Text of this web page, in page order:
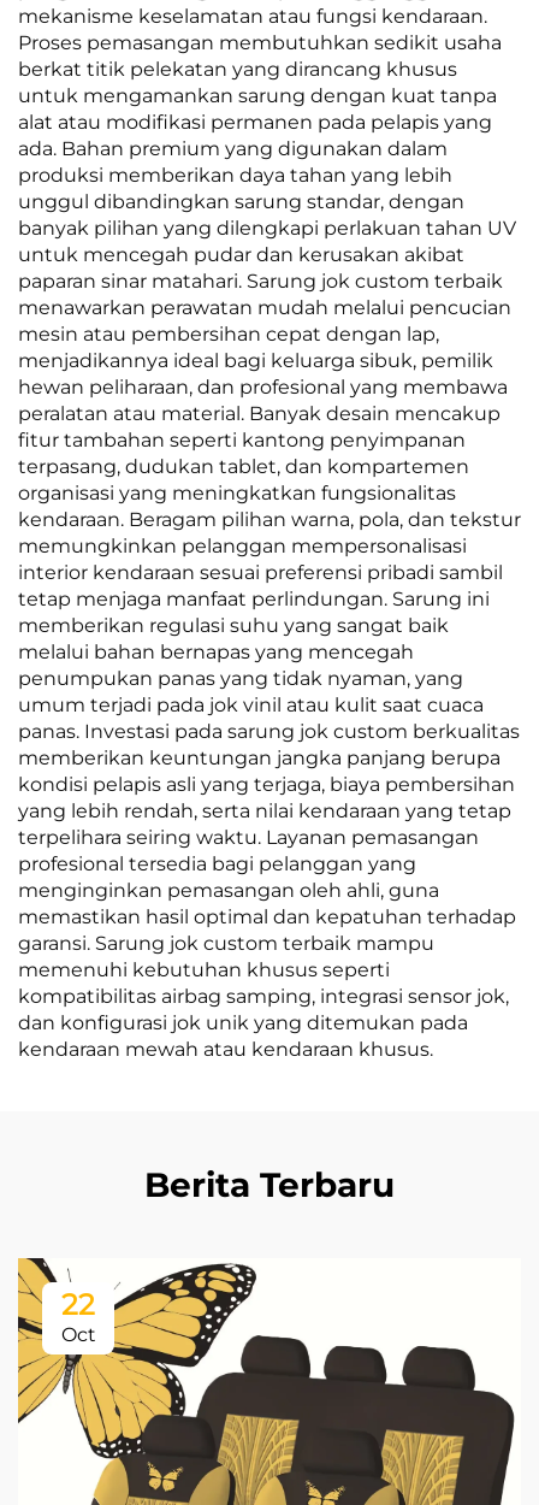
mekanisme keselamatan atau fungsi kendaraan.
Proses pemasangan membutuhkan sedikit usaha
berkat titik pelekatan yang dirancang khusus
untuk mengamankan sarung dengan kuat tanpa
alat atau modifikasi permanen pada pelapis yang
ada. Bahan premium yang digunakan dalam
produksi memberikan daya tahan yang lebih
unggul dibandingkan sarung standar, dengan
banyak pilihan yang dilengkapi perlakuan tahan UV
untuk mencegah pudar dan kerusakan akibat
paparan sinar matahari. Sarung jok custom terbaik
menawarkan perawatan mudah melalui pencucian
mesin atau pembersihan cepat dengan lap,
menjadikannya ideal bagi keluarga sibuk, pemilik
hewan peliharaan, dan profesional yang membawa
peralatan atau material. Banyak desain mencakup
fitur tambahan seperti kantong penyimpanan
terpasang, dudukan tablet, dan kompartemen
organisasi yang meningkatkan fungsionalitas
kendaraan. Beragam pilihan warna, pola, dan tekstur
memungkinkan pelanggan mempersonalisasi
interior kendaraan sesuai preferensi pribadi sambil
tetap menjaga manfaat perlindungan. Sarung ini
memberikan regulasi suhu yang sangat baik
melalui bahan bernapas yang mencegah
penumpukan panas yang tidak nyaman, yang
umum terjadi pada jok vinil atau kulit saat cuaca
panas. Investasi pada sarung jok custom berkualitas
memberikan keuntungan jangka panjang berupa
kondisi pelapis asli yang terjaga, biaya pembersihan
yang lebih rendah, serta nilai kendaraan yang tetap
terpelihara seiring waktu. Layanan pemasangan
profesional tersedia bagi pelanggan yang
menginginkan pemasangan oleh ahli, guna
memastikan hasil optimal dan kepatuhan terhadap
garansi. Sarung jok custom terbaik mampu
memenuhi kebutuhan khusus seperti
kompatibilitas airbag samping, integrasi sensor jok,
dan konfigurasi jok unik yang ditemukan pada
kendaraan mewah atau kendaraan khusus.
Berita Terbaru
22
Oct